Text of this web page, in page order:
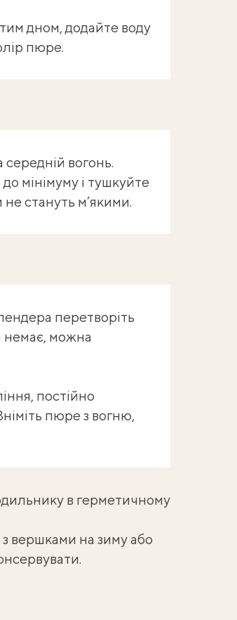
дном, додайте воду
пюре.
вогонь.
мінімуму і тушкуйте
стануть м’якими.
перетворіть
немає, можна
постійно
пюре з вогню,
в герметичному
вершками на зимуабо